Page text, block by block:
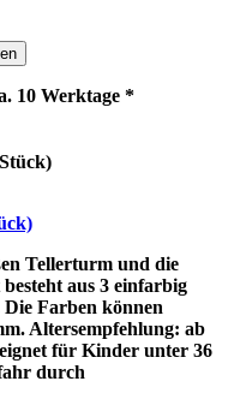
10 Werktage *
Tellerturm und die
aus 3 einfarbig
Farben können
Altersempfehlung: ab
für Kinder unter 36
durch